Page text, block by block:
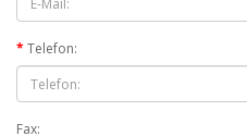
Telefon:
Fax: